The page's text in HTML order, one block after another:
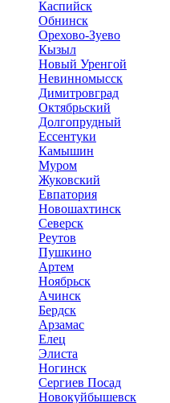
Каспийск
Обнинск
Орехово-Зуево
Кызыл
Новый Уренгой
Невинномысск
Димитровград
Октябрьский
Долгопрудный
Ессентуки
Камышин
Муром
Жуковский
Евпатория
Новошахтинск
Северск
Реутов
Пушкино
Артем
Ноябрьск
Ачинск
Бердск
Арзамас
Елец
Элиста
Ногинск
Сергиев Посад
Новокуйбышевск